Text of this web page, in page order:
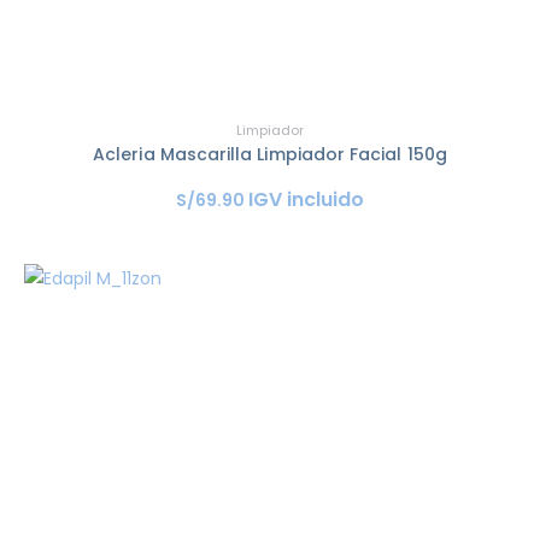
Limpiador
Acleria Mascarilla Limpiador Facial 150g
S/69.90 IGV incluido